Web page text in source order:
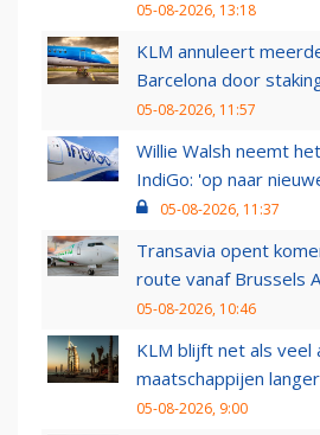
05-08-2026, 13:18
KLM annuleert
Barcelona door
05-08-2026, 11:57
Willie Walsh neemt
IndiGo: 'op naar
05-08-2026, 11:37
Transavia opent
route vanaf Brussels
05-08-2026, 10:46
KLM blijft net als veel
maatschappijen
05-08-2026, 9:00